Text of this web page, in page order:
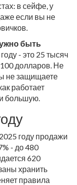
в сейфе, у
если вы не
быть
- это 25 тысяч
долларов. Не
не защищаете
работает
большую.
году продажи
- до 480
620
хранить
правила